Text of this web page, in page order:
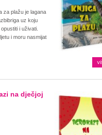
za plažu je lagana
uz koju
i uživati.
i moru nasmijat
na dječjoj